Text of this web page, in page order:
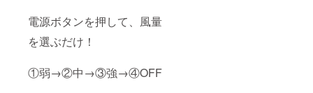
電源ボタンを押して、風量
を選ぶだけ！
①弱→②中→③強→④OFF